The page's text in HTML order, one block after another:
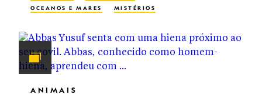
OCEANOS E MARES
MISTÉRIOS
ANIMAIS